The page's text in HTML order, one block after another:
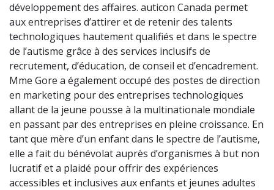
développement des affaires. auticon Canada permet
aux entreprises d’attirer et de retenir des talents
technologiques hautement qualifiés et dans le spectre
de l’autisme grâce à des services inclusifs de
recrutement, d’éducation, de conseil et d’encadrement.
Mme Gore a également occupé des postes de direction
en marketing pour des entreprises technologiques
allant de la jeune pousse à la multinationale mondiale
en passant par des entreprises en pleine croissance. En
tant que mère d’un enfant dans le spectre de l’autisme,
elle a fait du bénévolat auprès d’organismes à but non
lucratif et a plaidé pour offrir des expériences
accessibles et inclusives aux enfants et jeunes adultes